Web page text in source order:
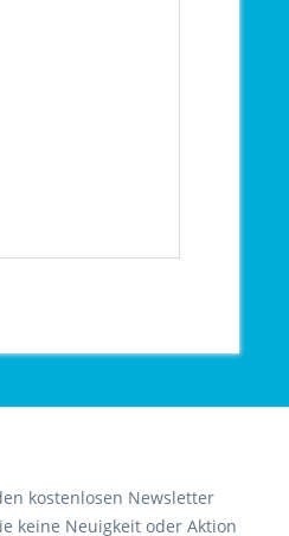
kostenlosen Newsletter
keine Neuigkeit oder Aktion